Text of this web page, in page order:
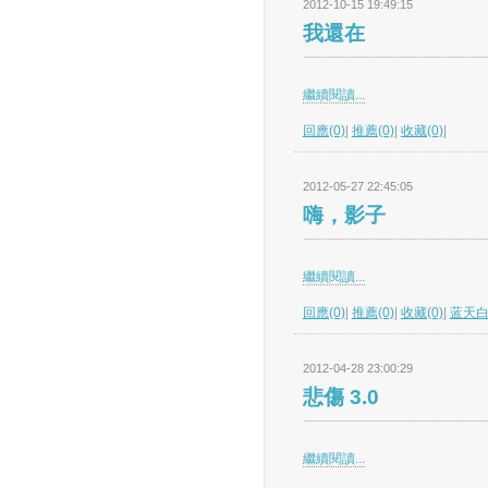
2012-10-15 19:49:15
我還在
繼續閱讀...
回應(0)| 推薦(0)| 收藏(0)|
2012-05-27 22:45:05
嗨，影子
繼續閱讀...
回應(0)| 推薦(0)| 收藏(0)| 蓝天
2012-04-28 23:00:29
悲傷 3.0
繼續閱讀...